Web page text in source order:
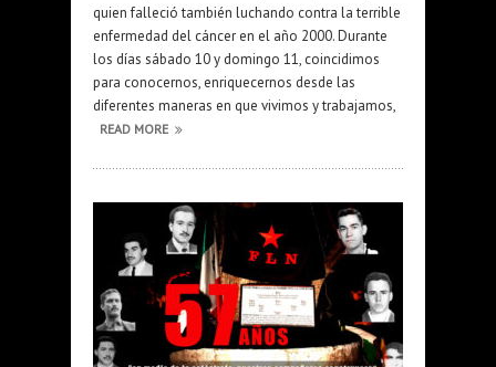
quien falleció también luchando contra la terrible
enfermedad del cáncer en el año 2000. Durante
los días sábado 10 y domingo 11, coincidimos
para conocernos, enriquecernos desde las
diferentes maneras en que vivimos y trabajamos,
READ MORE